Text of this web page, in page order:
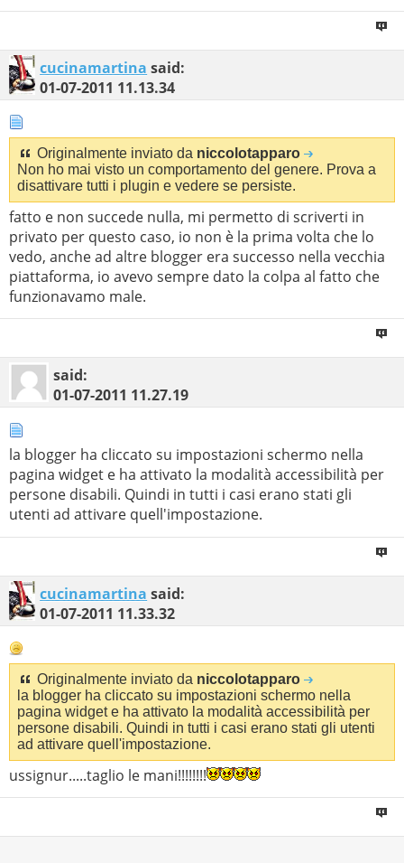
cucinamartina said:
01-07-2011 11.13.34
Originalmente inviato da niccolotapparo
Non ho mai visto un comportamento del genere. Prova a
disattivare tutti i plugin e vedere se persiste.
fatto e non succede nulla, mi permetto di scriverti in
privato per questo caso, io non è la prima volta che lo
vedo, anche ad altre blogger era successo nella vecchia
piattaforma, io avevo sempre dato la colpa al fatto che
funzionavamo male.
said:
01-07-2011 11.27.19
la blogger ha cliccato su impostazioni schermo nella
pagina widget e ha attivato la modalità accessibilità per
persone disabili. Quindi in tutti i casi erano stati gli
utenti ad attivare quell'impostazione.
cucinamartina said:
01-07-2011 11.33.32
Originalmente inviato da niccolotapparo
la blogger ha cliccato su impostazioni schermo nella
pagina widget e ha attivato la modalità accessibilità per
persone disabili. Quindi in tutti i casi erano stati gli utenti
ad attivare quell'impostazione.
ussignur.....taglio le mani!!!!!!!!